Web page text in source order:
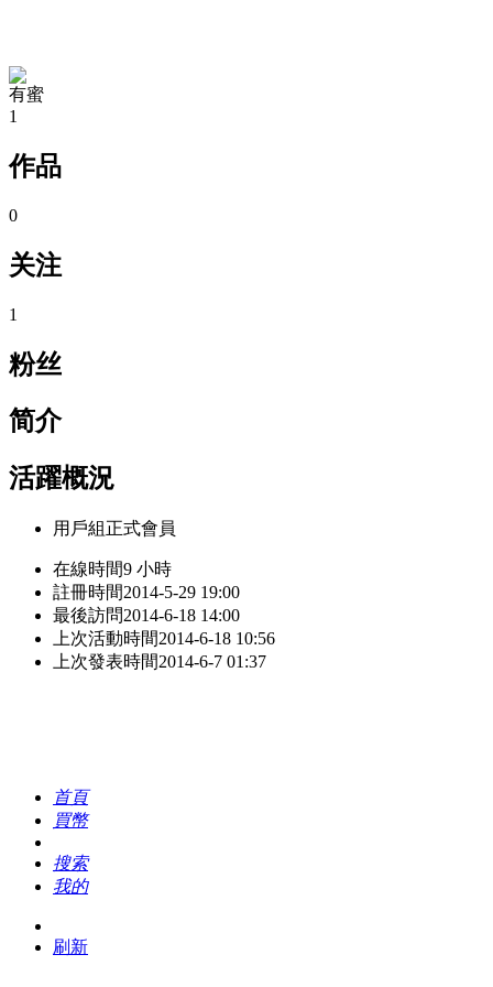
有蜜
1
作品
0
关注
1
粉丝
简介
活躍概況
用戶組正式會員
在線時間9 小時
註冊時間2014-5-29 19:00
最後訪問2014-6-18 14:00
上次活動時間2014-6-18 10:56
上次發表時間2014-6-7 01:37
首頁
買幣
搜索
我的
刷新